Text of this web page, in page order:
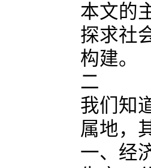
本文的
探求社
构建。
二
我们知
属地，
一、经